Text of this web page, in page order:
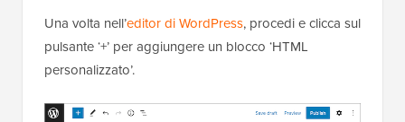
Una volta nell’editor di WordPress, procedi e clicca sul
pulsante ‘+’ per aggiungere un blocco ‘HTML
personalizzato’.